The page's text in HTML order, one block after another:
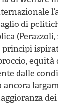
di
principi
equità
dalle
ancora